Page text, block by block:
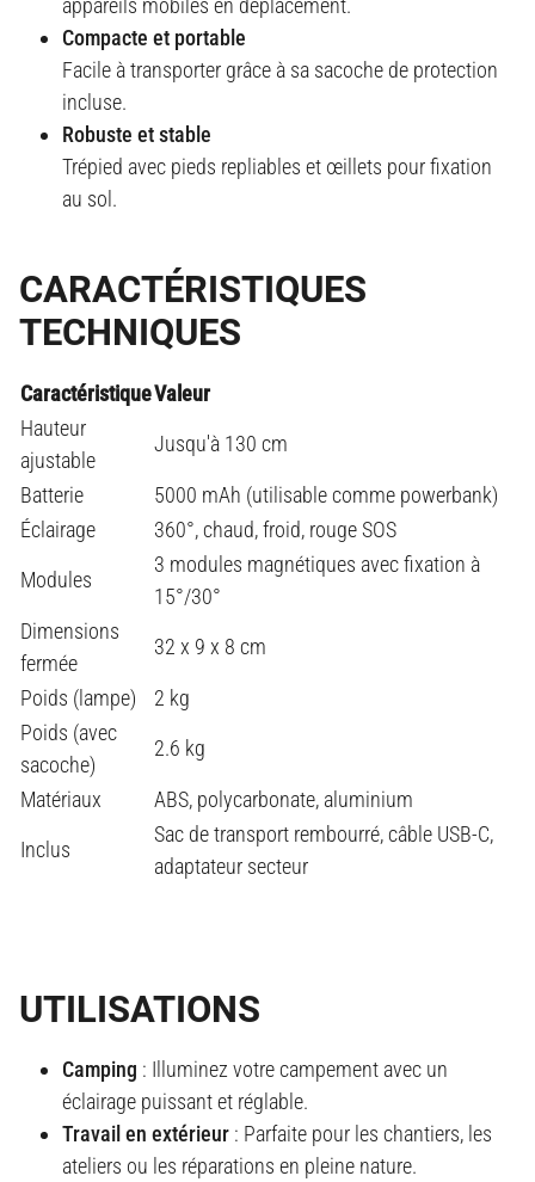
appareils mobiles en déplacement.
Compacte et portable
Facile à transporter grâce à sa sacoche de protection
incluse.
Robuste et stable
Trépied avec pieds repliables et œillets pour fixation
au sol.
CARACTÉRISTIQUES
TECHNIQUES
CaractéristiqueValeur
Hauteur
ajustable
Jusqu'à 130 cm
Batterie
5000 mAh (utilisable comme powerbank)
Éclairage
360°, chaud, froid, rouge SOS
Modules
3 modules magnétiques avec fixation à
15°/30°
Dimensions
fermée
32 x 9 x 8 cm
Poids (lampe)
2 kg
Poids (avec
sacoche)
2.6 kg
Matériaux
ABS, polycarbonate, aluminium
Inclus
Sac de transport rembourré, câble USB-C,
adaptateur secteur
UTILISATIONS
Camping : Illuminez votre campement avec un
éclairage puissant et réglable.
Travail en extérieur : Parfaite pour les chantiers, les
ateliers ou les réparations en pleine nature.